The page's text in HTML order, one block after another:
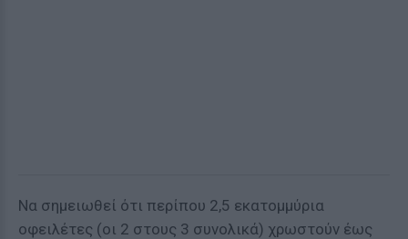
Να σημειωθεί ότι περίπου 2,5 εκατομμύρια
οφειλέτες (οι 2 στους 3 συνολικά) χρωστούν έως